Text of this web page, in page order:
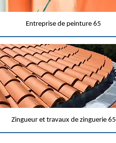
Entreprise de peinture 65
Zingueur et travaux de zinguerie 65